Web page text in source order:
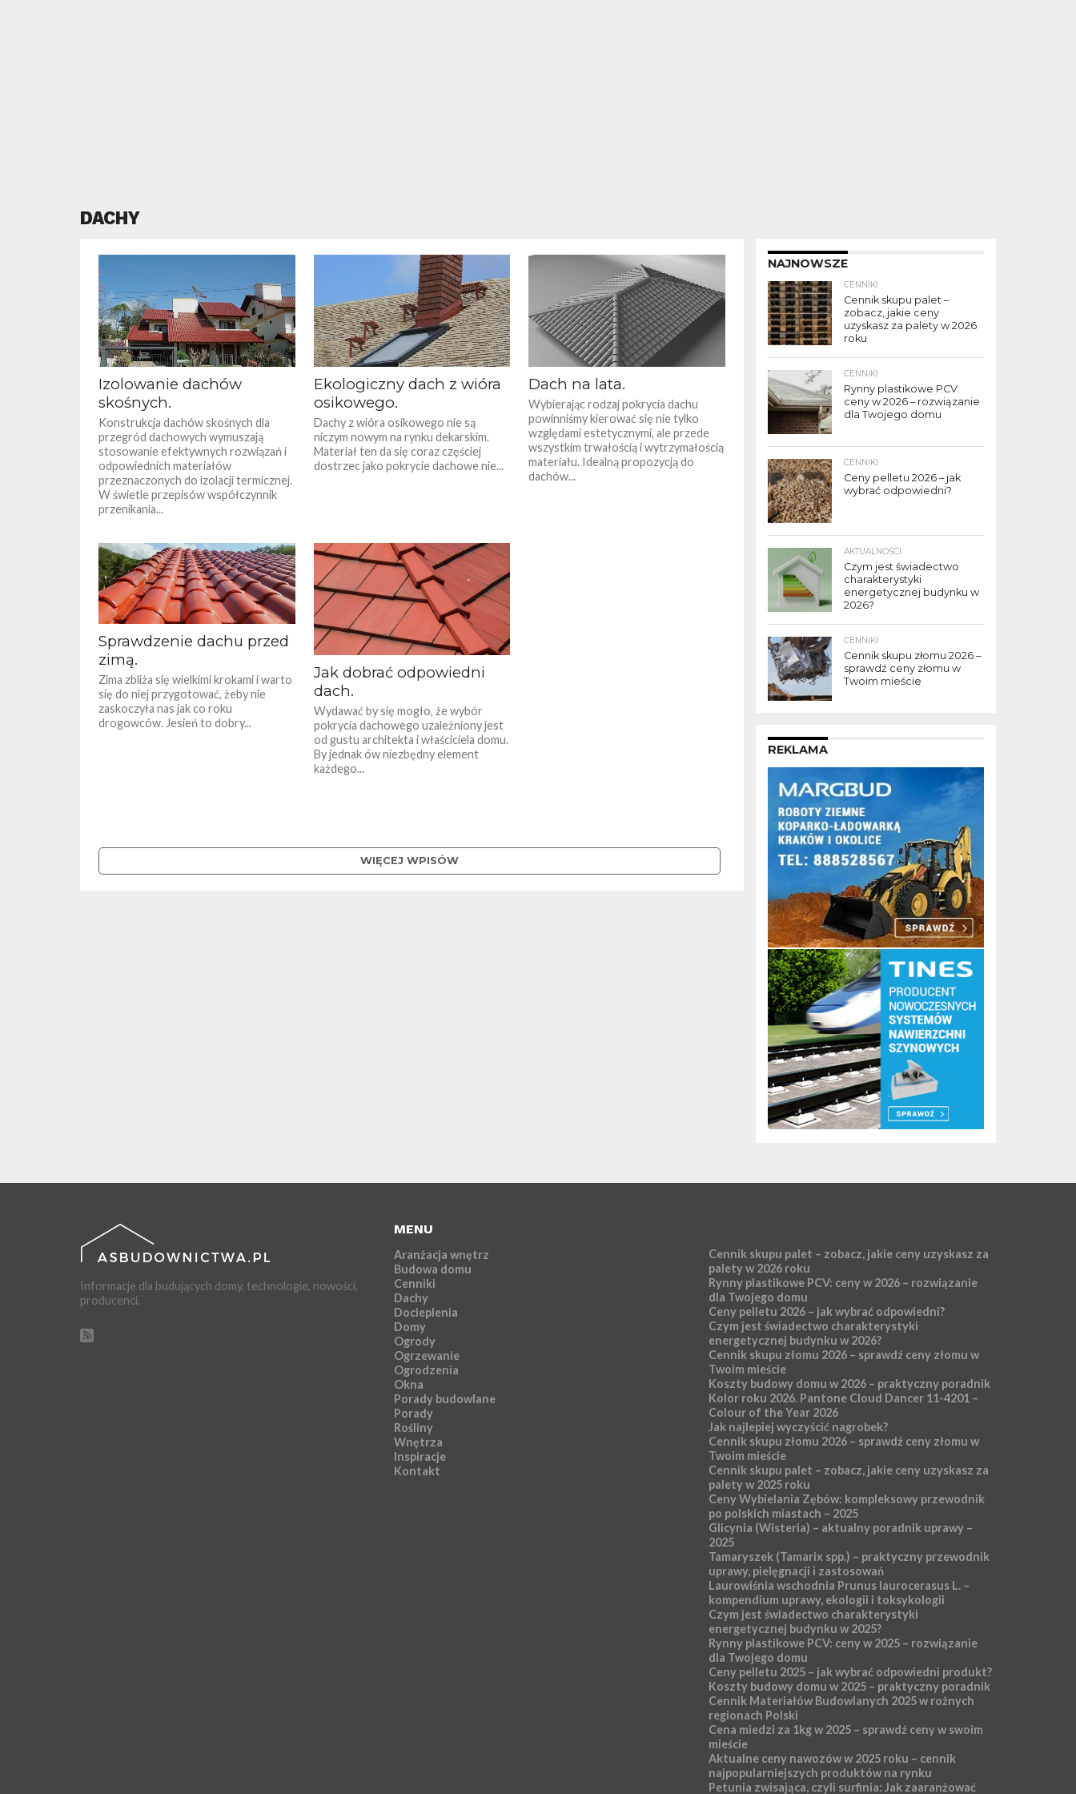
DACHY
Izolowanie dachów
skośnych.
Konstrukcja dachów skośnych dla
przegród dachowych wymuszają
stosowanie efek­tywnych rozwiązań i
odpowiednich materiałów
przeznaczo­nych do izolacji termicznej.
W świetle przepisów współczyn­nik
przenikania...
Ekologiczny dach z wióra
osikowego.
Dachy z wióra osikowego nie są
niczym nowym na rynku dekarskim.
Materiał ten da się coraz częściej
dostrzec jako pokrycie dachowe nie...
Dach na lata.
Wybierając rodzaj pokrycia dachu
powinniśmy kierować się nie tylko
względami estetycznymi, ale przede
wszystkim trwałością i wytrzymałością
materiału. Idealną propozycją do
dachów...
Sprawdzenie dachu przed
zimą.
Zima zbliża się wielkimi krokami i warto
się do niej przygotować, żeby nie
zaskoczyła nas jak co roku
drogowców. Jesień to dobry...
Jak dobrać odpowiedni
dach.
Wydawać by się mogło, że wybór
pokrycia dachowego uzależniony jest
od gustu architekta i właściciela domu.
By jednak ów niezbędny element
każdego...
WIĘCEJ WPISÓW
NAJNOWSZE
CENNIKI
Cennik skupu palet –
zobacz, jakie ceny
uzyskasz za palety w 2026
roku
CENNIKI
Rynny plastikowe PCV:
ceny w 2026 – rozwiązanie
dla Twojego domu
CENNIKI
Ceny pelletu 2026 – jak
wybrać odpowiedni?
AKTUALNOŚCI
Czym jest świadectwo
charakterystyki
energetycznej budynku w
2026?
CENNIKI
Cennik skupu złomu 2026 –
sprawdź ceny złomu w
Twoim mieście
REKLAMA
Informacje dla budujących domy, technologie, nowości,
producenci.
MENU
Aranżacja wnętrz
Budowa domu
Cenniki
Dachy
Docieplenia
Domy
Ogrody
Ogrzewanie
Ogrodzenia
Okna
Porady budowlane
Porady
Rośliny
Wnętrza
Inspiracje
Kontakt
Cennik skupu palet – zobacz, jakie ceny uzyskasz za
palety w 2026 roku
Rynny plastikowe PCV: ceny w 2026 – rozwiązanie
dla Twojego domu
Ceny pelletu 2026 – jak wybrać odpowiedni?
Czym jest świadectwo charakterystyki
energetycznej budynku w 2026?
Cennik skupu złomu 2026 – sprawdź ceny złomu w
Twoim mieście
Koszty budowy domu w 2026 – praktyczny poradnik
Kolor roku 2026. Pantone Cloud Dancer 11-4201 –
Colour of the Year 2026
Jak najlepiej wyczyścić nagrobek?
Cennik skupu złomu 2026 – sprawdź ceny złomu w
Twoim mieście
Cennik skupu palet – zobacz, jakie ceny uzyskasz za
palety w 2025 roku
Ceny Wybielania Zębów: kompleksowy przewodnik
po polskich miastach – 2025
Glicynia (Wisteria) – aktualny poradnik uprawy –
2025
Tamaryszek (Tamarix spp.) – praktyczny przewodnik
uprawy, pielęgnacji i zastosowań
Laurowiśnia wschodnia Prunus laurocerasus L. –
kompendium uprawy, ekologii i toksykologii
Czym jest świadectwo charakterystyki
energetycznej budynku w 2025?
Rynny plastikowe PCV: ceny w 2025 – rozwiązanie
dla Twojego domu
Ceny pelletu 2025 – jak wybrać odpowiedni produkt?
Koszty budowy domu w 2025 – praktyczny poradnik
Cennik Materiałów Budowlanych 2025 w rożnych
regionach Polski
Cena miedzi za 1kg w 2025 – sprawdź ceny w swoim
mieście
Aktualne ceny nawozów w 2025 roku – cennik
najpopularniejszych produktów na rynku
Petunia zwisająca, czyli surfinia: Jak zaaranżować